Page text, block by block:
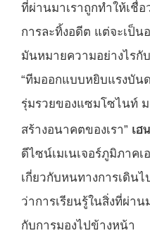
ที่ผ่านมาเราถูกทำให้เชื่
การละทิ้งอดีต แต่จะเป็น
มันหมายความอย่างไรกั
“ทีมออกแบบหยิบแรงบัน
รุ่มรวยของแซมโซไนท์
สร้างอนาคตของเรา” เฮ
ดีไซน์เมเนเจอร์ภูมิภาคเ
เกี่ยวกับหนทางการเดิน
ว่าการเรียนรู้ในสิ่งที่ผ่า
กับการมองไปข้างหน้า